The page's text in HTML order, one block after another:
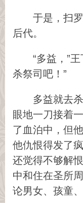
于是，扫
后代。
“多益，”
杀祭司吧！”
多益就去
眼地一刀接着
了血泊中，但
他仇恨得发了
还觉得不够解
中和住在圣所
论男女、孩童、